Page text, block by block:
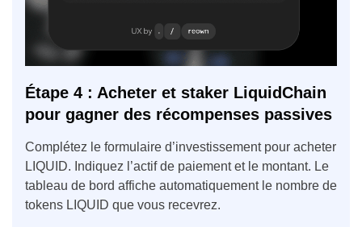
Étape 4 : Acheter et staker LiquidChain
pour gagner des récompenses passives
Complétez le formulaire d’investissement pour acheter
LIQUID. Indiquez l’actif de paiement et le montant. Le
tableau de bord affiche automatiquement le nombre de
tokens LIQUID que vous recevrez.